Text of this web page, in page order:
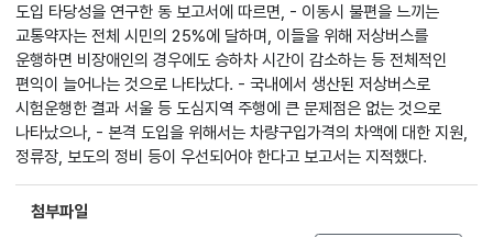
도입 타당성을 연구한 동 보고서에 따르면, - 이동시 불편을 느끼는
교통약자는 전체 시민의 25%에 달하며, 이들을 위해 저상버스를
운행하면 비장애인의 경우에도 승하차 시간이 감소하는 등 전체적인
편익이 늘어나는 것으로 나타났다. - 국내에서 생산된 저상버스로
시험운행한 결과 서울 등 도심지역 주행에 큰 문제점은 없는 것으로
나타났으나, - 본격 도입을 위해서는 차량구입가격의 차액에 대한 지원,
정류장, 보도의 정비 등이 우선되어야 한다고 보고서는 지적했다.
첨부파일